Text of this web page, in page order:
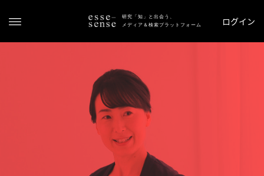
研究「知」と出会う、
メディア＆検索プラットフォーム
ログイン